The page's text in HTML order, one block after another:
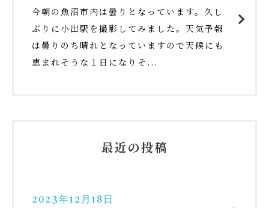
今朝の魚沼市内は曇りとなっています。久し
ぶりに小出駅を撮影してみました。天気予報
は曇りのち晴れとなっていますので天候にも
恵まれそうな１日になりそ...
最近の投稿
2023年12月18日